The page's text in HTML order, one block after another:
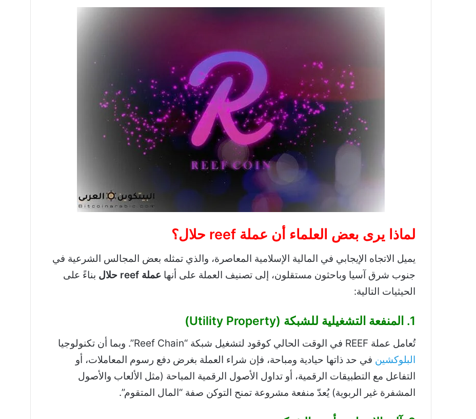
لماذا يرى بعض العلماء أن عملة reef حلال؟
يميل الاتجاه الإيجابي في المالية الإسلامية المعاصرة، والذي تمثله بعض المجالس الشرعية في
جنوب شرق آسيا وباحثون مستقلون، إلى تصنيف العملة على أنها عملة reef حلال
بناءً على
الحيثيات التالية:
1. المنفعة التشغيلية للشبكة (Utility Property)
تُعامل عملة REEF في الوقت الحالي كوقود لتشغيل شبكة “Reef Chain”. وبما أن تكنولوجيا
البلوكشين في حد ذاتها حيادية ومباحة، فإن شراء العملة بغرض دفع رسوم المعاملات، أو
التفاعل مع التطبيقات الرقمية، أو تداول الأصول الرقمية المباحة (مثل الألعاب والأصول
المشفرة غير الربوية) يُعدّ منفعة مشروعة تمنح التوكن صفة “المال المتقوم”.